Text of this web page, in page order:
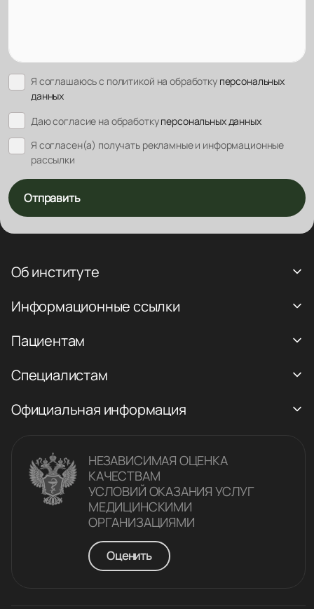
Я соглашаюсь с политикой на обработку персональных
данных
Даю согласие на обработкуперсональных данных
Я согласен(а) получать рекламные и информационные
рассылки
Отправить
Об институте
Информационные ссылки
Пациентам
Специалистам
Официальная информация
НЕЗАВИСИМАЯ ОЦЕНКА
КАЧЕСТВАM
УСЛОВИЙ ОКАЗАНИЯ УСЛУГ
МЕДИЦИНСКИМИ
ОРГАНИЗАЦИЯМИ
Оценить